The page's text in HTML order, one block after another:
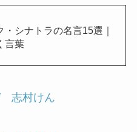
・シナトラの名言15選｜
言葉
志村けん